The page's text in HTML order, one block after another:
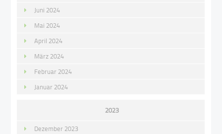
Juni 2024
Mai 2024
April 2024
März 2024
Februar 2024
Januar 2024
2023
Dezember 2023